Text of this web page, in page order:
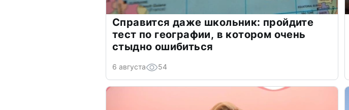
Справится даже школьник: пройдите
тест по географии, в котором очень
стыдно ошибиться
6 августа 54